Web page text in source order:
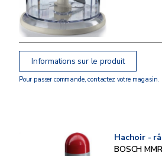
Informations sur le produit
Pour passer commande, contactez votre magasin.
Hachoir -
BOSCH